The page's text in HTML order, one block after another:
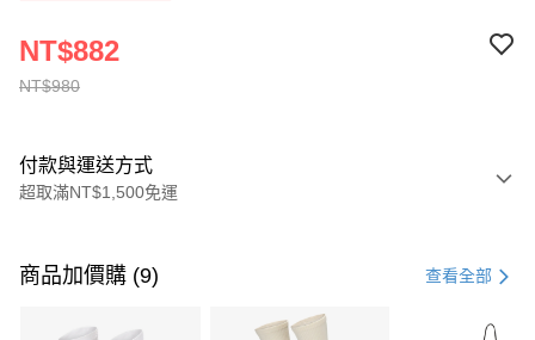
NT$980
NT$882
付款與運送方式
超取滿NT$1,500免運
信用卡一次付款
商品加價購 (9) 查看全部